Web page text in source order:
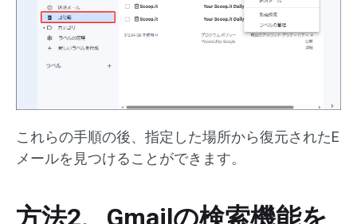
これらの手順の後、指定した場所から復元されたE
メールを見つけることができます。